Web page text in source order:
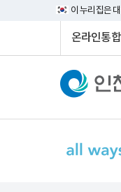
이 누리집은
온라인통